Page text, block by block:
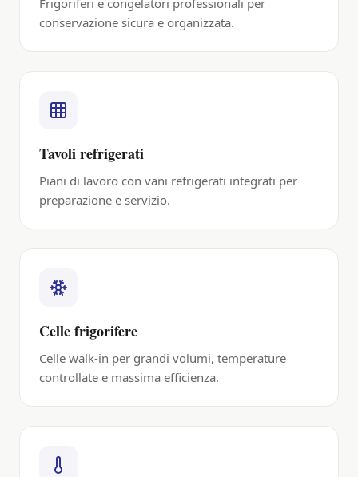
conservazione sicura e organizzata.
Tavoli refrigerati
Piani di lavoro con vani refrigerati integrati per
preparazione e servizio.
Celle frigorifere
Celle walk-in per grandi volumi, temperature
controllate e massima efficienza.